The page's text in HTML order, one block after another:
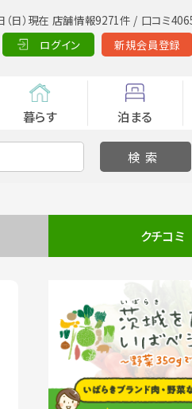
（日）現在 店舗情報9271件 / 口コミ
ログイン
新規会員登録
暮らす 泊まる
クチコミ